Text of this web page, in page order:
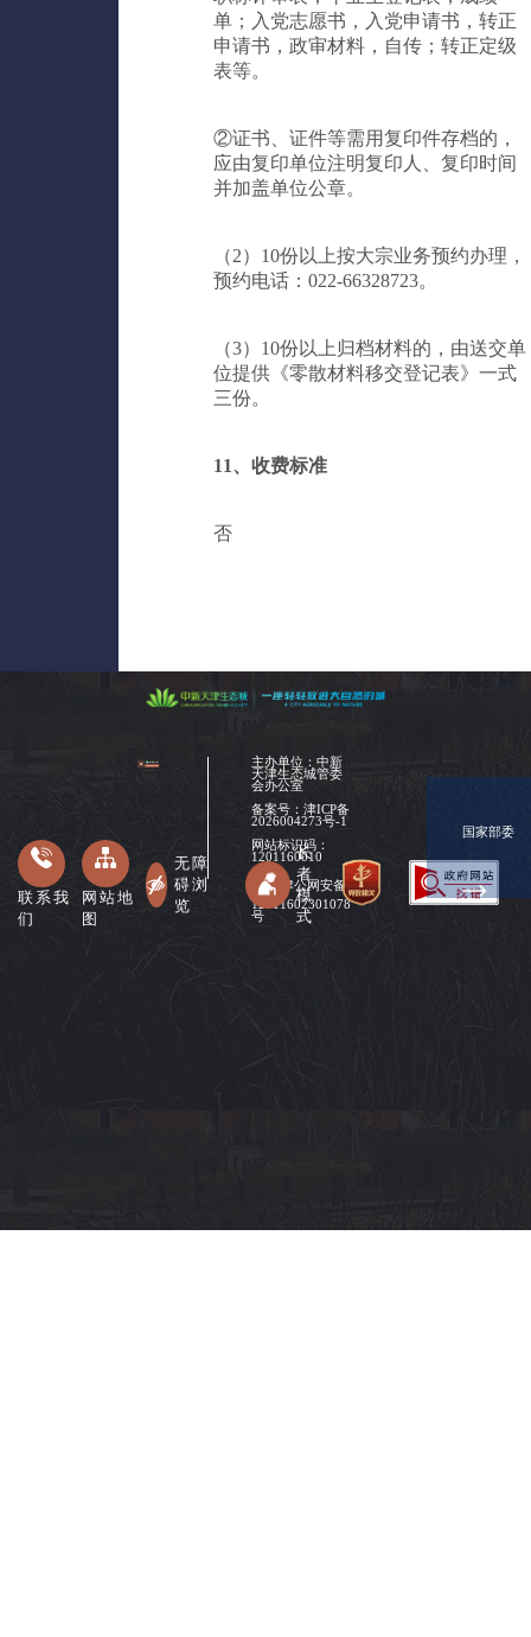
单；入党志愿书，入党申请书，转正
申请书，政审材料，自传；转正定级
表等。
②证书、证件等需用复印件存档的，
应由复印单位注明复印人、复印时间
并加盖单位公章。
（2）10份以上按大宗业务预约办理，
预约电话：022-66328723。
（3）10份以上归档材料的，由送交单
位提供《零散材料移交登记表》一式
三份。
11、收费标准
否
主办单位：中新
天津生态城管委
会办公室
备案号： 津ICP备
2026004273号-1
网站标识码：
1201160010
津公网安备
12011602301078
号
联系我
们
网站地
图
无障
碍浏
览
长
者
模
式
国家部委